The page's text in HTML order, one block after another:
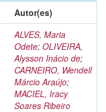
Autor(es)
ALVES, Maria
Odete; OLIVEIRA,
Alysson Inácio de;
CARNEIRO, Wendell
Márcio Araújo;
MACIEL, Iracy
Soares Ribeiro